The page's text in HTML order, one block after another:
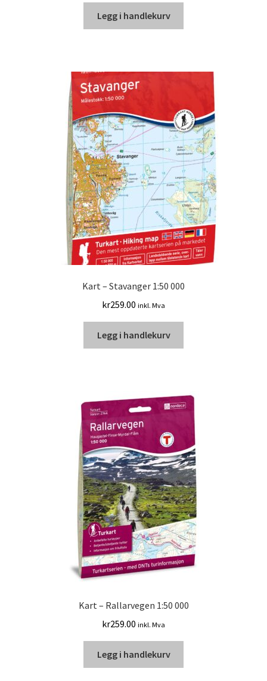
Legg i handlekurv
Kart – Stavanger 1:50 000
kr259.00 inkl. Mva
Legg i handlekurv
Kart – Rallarvegen 1:50 000
kr259.00 inkl. Mva
Legg i handlekurv